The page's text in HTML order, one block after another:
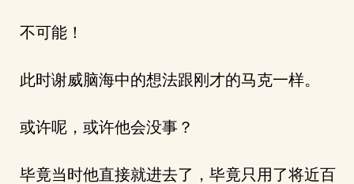
不可能！
此时谢威脑海中的想法跟刚才的马克一样。
或许呢，或许他会没事？
毕竟当时他直接就进去了，毕竟只用了将近百